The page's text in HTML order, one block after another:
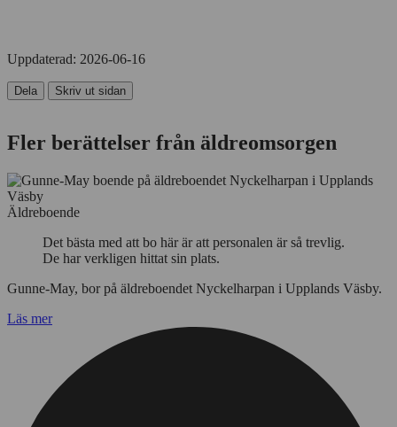
Uppdaterad: 2026-06-16
Dela Skriv ut sidan
Fler berättelser från äldreomsorgen
Äldreboende
Det bästa med att bo här är att personalen är så trevlig.
De har verkligen hittat sin plats.
Gunne-May, bor på äldreboendet Nyckelharpan i Upplands Väsby.
Läs mer